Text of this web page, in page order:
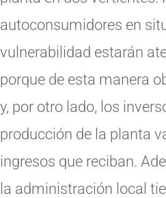
autoconsumidores en
vulnerabilidad estarán
porque de esta manera
y, por otro lado, los
producción de la planta
ingresos que reciban.
la administración local